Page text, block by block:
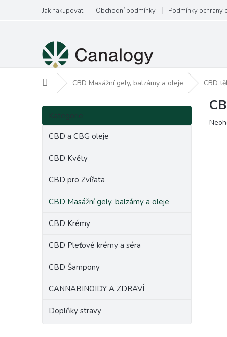
obsah
Jak nakupovat Obchodní podmínky Podmínky ochrany
Domů CBD Masážní gely, balzámy a oleje CBD
P
s
Přeskočit
kategorie
Kategorie
CBD a CBG oleje
CBD Květy
CBD pro Zvířata
CBD Masážní gely, balzámy a oleje
CBD Krémy
CBD Pleťové krémy a séra
CBD Šampony
CANNABINOIDY A ZDRAVÍ
Doplňky stravy